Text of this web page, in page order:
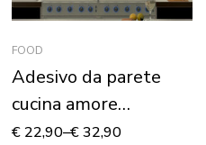
FOOD
Adesivo da parete
cucina amore
“L’INGREDIENTE
€ 22,90–€32,90